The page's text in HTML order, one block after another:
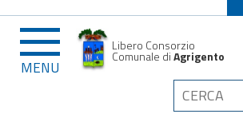
MENU
Libero Consorzio
Comunale diAgrigento